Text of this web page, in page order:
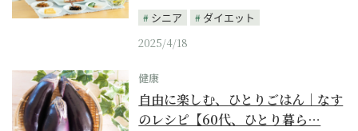
シニア
ダイエット
2025/4/18
健康
自由に楽しむ、ひとりごはん｜なす
のレシピ【60代、ひとり暮ら…